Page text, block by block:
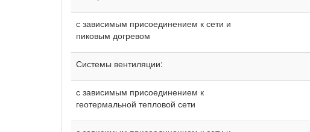
с зависимым присоединением к сети и
пиковым догревом
Системы вентиляции:
с зависимым присоединением к
геотермальной тепловой сети